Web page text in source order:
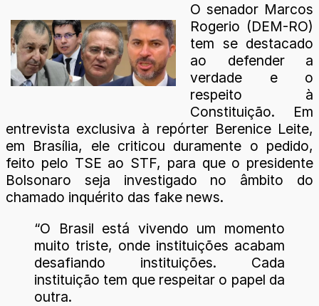
O senador Marcos
Rogerio (DEM-RO)
tem se destacado
ao defender a
verdade e o
respeito à
Constituição. Em
entrevista exclusiva à repórter Berenice Leite,
em Brasília, ele criticou duramente o pedido,
feito pelo TSE ao STF, para que o presidente
Bolsonaro seja investigado no âmbito do
chamado inquérito das fake news.
“O Brasil está vivendo um momento
muito triste, onde instituições acabam
desafiando instituições. Cada
instituição tem que respeitar o papel da
outra.